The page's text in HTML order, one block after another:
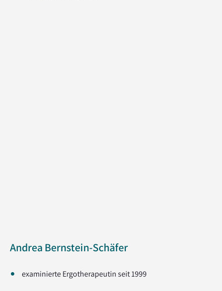
Andrea Bernstein-Schäfer
examinierte Ergotherapeutin seit 1999